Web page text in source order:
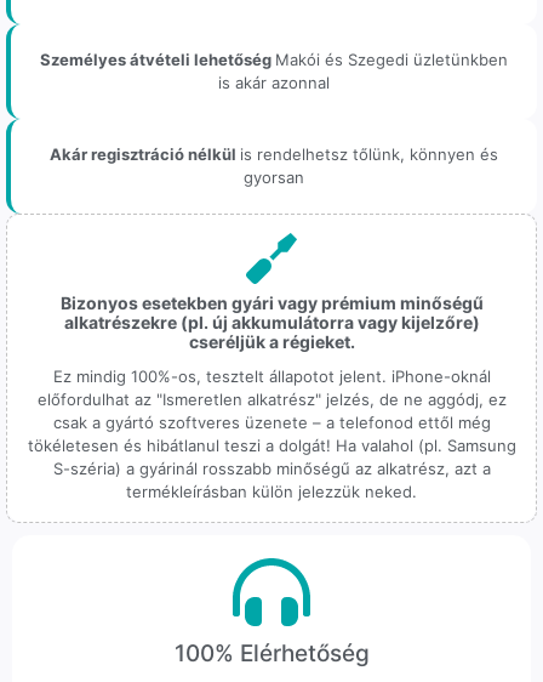
Személyes átvételi lehetőség Makói és Szegedi üzletünkben
is akár azonnal
Akár regisztráció nélkül is rendelhetsz tőlünk, könnyen és
gyorsan
Bizonyos esetekben gyári vagy prémium minőségű
alkatrészekre (pl. új akkumulátorra vagy kijelzőre)
cseréljük a régieket.
Ez mindig 100%-os, tesztelt állapotot jelent. iPhone-oknál
előfordulhat az "Ismeretlen alkatrész" jelzés, de ne aggódj, ez
csak a gyártó szoftveres üzenete – a telefonod ettől még
tökéletesen és hibátlanul teszi a dolgát! Ha valahol (pl. Samsung
S-széria) a gyárinál rosszabb minőségű az alkatrész, azt a
termékleírásban külön jelezzük neked.
100% Elérhetőség